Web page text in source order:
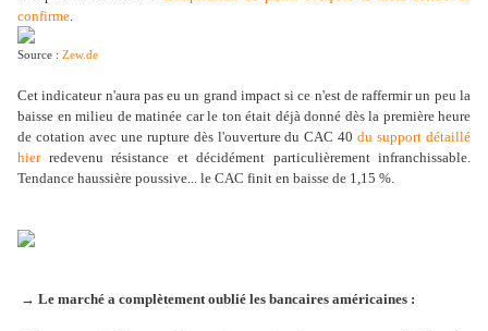
confirme.
Source : Zew.de
Cet indicateur n'aura pas eu un grand impact si ce n'est de raffermir un peu la
baisse en milieu de matinée car le ton était déjà donné dès la première heure
de cotation avec une rupture dès l'ouverture du CAC 40du support détaillé
hier redevenu résistance et décidément particulièrement infranchissable.
Tendance haussière poussive... le CAC finit en baisse de 1,15 %.
→ Le marché a complètement oublié les bancaires américaines :